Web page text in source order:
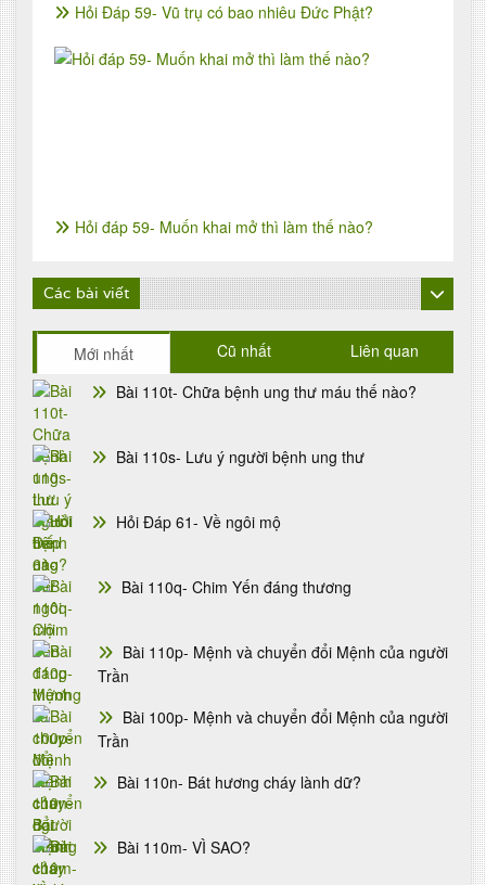
Hỏi Đáp 59- Vũ trụ có bao nhiêu Đức Phật?
Hỏi đáp 59- Muốn khai mở thì làm thế nào?
Các bài viết
Mới nhất Cũ nhất
Liên quan
Bài 110t- Chữa bệnh ung thư máu thế nào?
Bài 110s- Lưu ý người bệnh ung thư
Hỏi Đáp 61- Về ngôi mộ
Bài 110q- Chim Yến đáng thương
Bài 110p- Mệnh và chuyển đổi Mệnh của người
Trần
Bài 100p- Mệnh và chuyển đổi Mệnh của người
Trần
Bài 110n- Bát hương cháy lành dữ?
Bài 110m- VÌ SAO?